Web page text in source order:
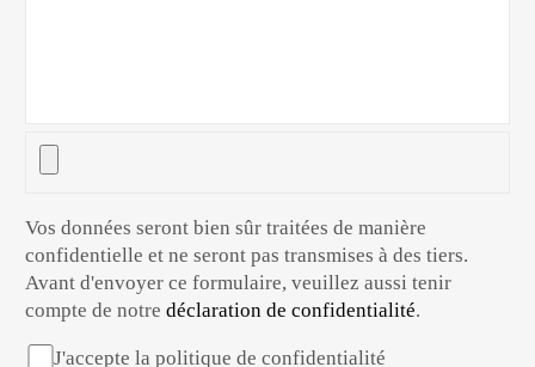
Vos données seront bien sûr traitées de manière
confidentielle et ne seront pas transmises à des tiers.
Avant d'envoyer ce formulaire, veuillez aussi tenir
compte de notredéclaration de confidentialité.
J'accepte la politique de confidentialité